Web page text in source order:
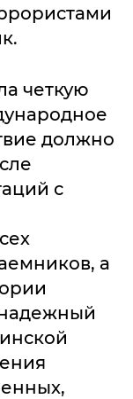
четкую
должно
с
а